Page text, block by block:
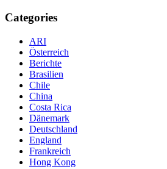
Categories
ARI
Österreich
Berichte
Brasilien
Chile
China
Costa Rica
Dänemark
Deutschland
England
Frankreich
Hong Kong